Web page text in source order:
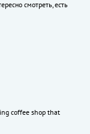
смотреть, есть
coffee shop that